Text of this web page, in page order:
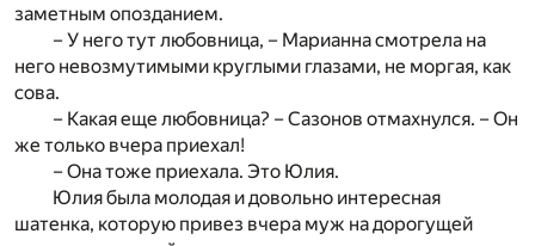
заметным опозданием.
– У него тут любовница, – Марианна смотрела на
него невозмутимыми круглыми глазами, не моргая, как
сова.
– Какая еще любовница? – Сазонов отмахнулся. – Он
же только вчера приехал!
– Она тоже приехала. Это Юлия.
Юлия была молодая и довольно интересная
шатенка, которую привез вчера муж на дорогущей